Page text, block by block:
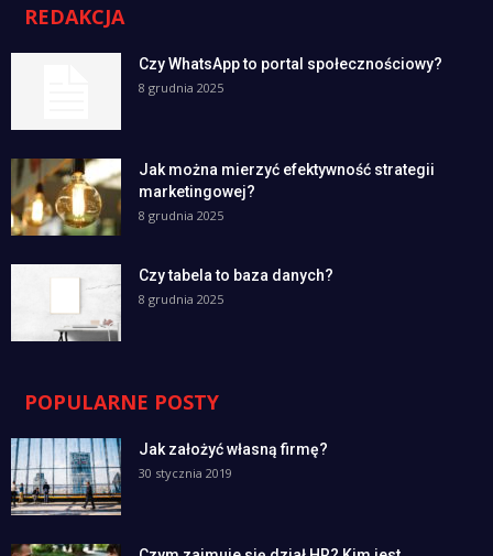
REDAKCJA
Czy WhatsApp to portal społecznościowy?
8 grudnia 2025
Jak można mierzyć efektywność strategii
marketingowej?
8 grudnia 2025
Czy tabela to baza danych?
8 grudnia 2025
POPULARNE POSTY
Jak założyć własną firmę?
30 stycznia 2019